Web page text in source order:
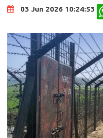
03 Jun 2026 10:24:53